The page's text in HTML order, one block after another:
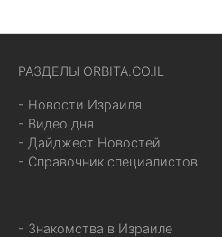
РАЗДЕЛЫ ORBITA.CO.IL
- Новости Израиля
- Видео дня
- Дайджест Новостей
- Справочник специалистов
- Знакомства в Израиле